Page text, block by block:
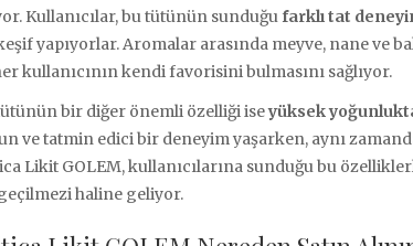
Kullanıcılar, bu tütünün sunduğu farklı tat
yapıyorlar. Aromalar arasında meyve, nane ve
kullanıcının kendi favorisini bulmasını sağlıyor.
bir diğer önemli özelliği iseyüksek
ve tatmin edici bir deneyim yaşarken, aynı
Likit GOLEM, kullanıcılarına sunduğu bu
haline geliyor.